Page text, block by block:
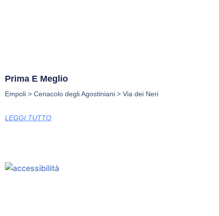
Prima E Meglio
Empoli > Cenacolo degli Agostiniani > Via dei Neri
LEGGI TUTTO